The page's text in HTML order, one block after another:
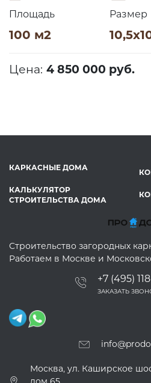
Площадь
100 м2
Размер
Цена: 4 850 000 руб.
КАРКАСНЫЕ ДОМА
КАЛЬКУЛЯТОР
СТРОИТЕЛЬСТВА ДОМА
Строительство загородных
Работаем в Москве и
+7 (495)
ЗАКАЗАТЬ
Москва, ул. Каширское